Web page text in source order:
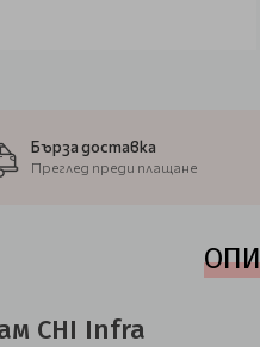
Бърза доставка
Преглед преди плащане
CHI Infra